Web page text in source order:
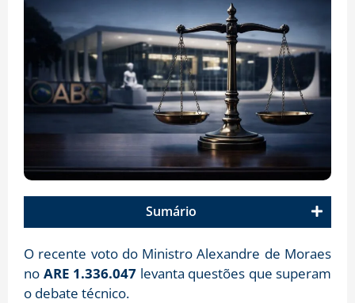
Sumário
O recente voto do Ministro Alexandre de Moraes
no ARE 1.336.047 levanta questões que superam
o debate técnico.